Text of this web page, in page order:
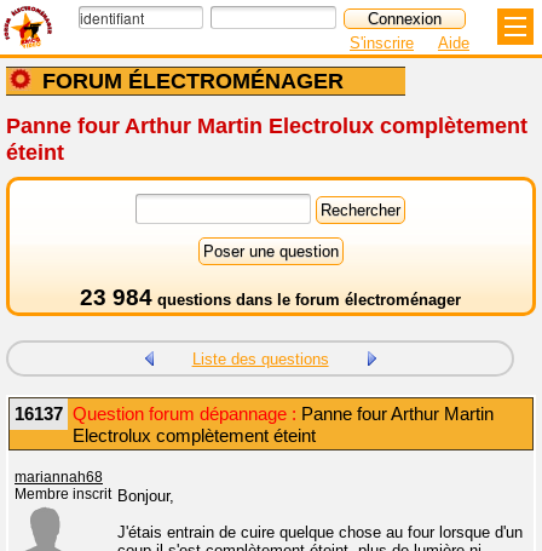
FORUM ÉLECTROMÉNAGER
S'inscrire Aide
Panne four Arthur Martin Electrolux complètement
éteint
23 984 questions dans le forum électroménager
Liste des questions
16137 Question forum dépannage : Panne four Arthur Martin
Electrolux complètement éteint
mariannah68
Membre inscrit Bonjour,
J'étais entrain de cuire quelque chose au four lorsque d'un